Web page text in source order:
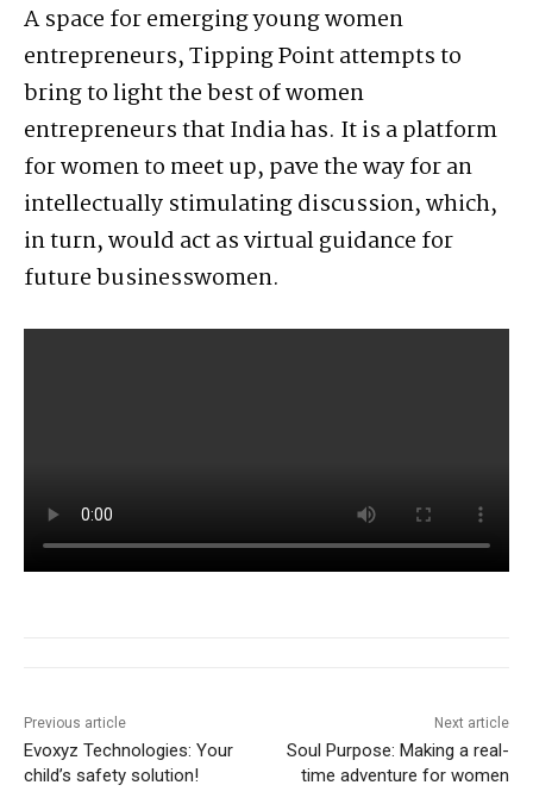
A space for emerging young women
entrepreneurs, Tipping Point attempts to
bring to light the best of women
entrepreneurs that India has. It is a platform
for women to meet up, pave the way for an
intellectually stimulating discussion, which,
in turn, would act as virtual guidance for
future businesswomen.
Previous article
Evoxyz Technologies: Your
child’s safety solution!
Next article
Soul Purpose: Making a real-
time adventure for women